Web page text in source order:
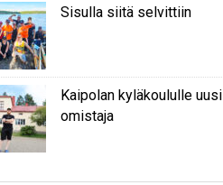
Sisulla siitä selvittiin
Kaipolan kyläkoululle uusi
omistaja